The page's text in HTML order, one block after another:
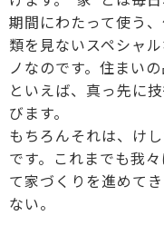
期間にわたって使う
類を見ないスペシャ
ノなのです。住まい
といえば、真っ先に
びます。
もちろんそれは、け
です。これまでも我
て家づくりを進めて
ない。